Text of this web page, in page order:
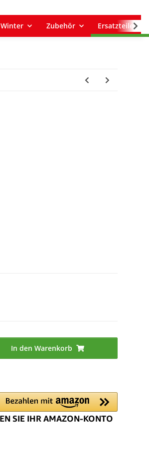
Winter Zubehör Ersatzteile
In den Warenkorb